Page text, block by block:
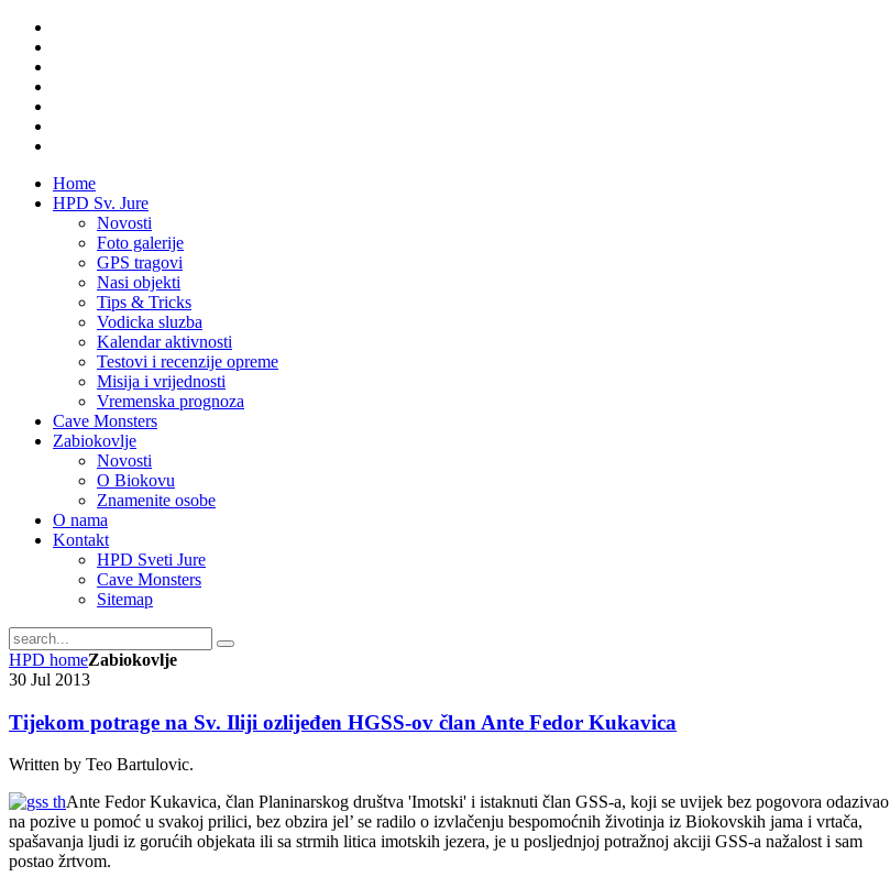
Home
HPD Sv. Jure
Novosti
Foto galerije
GPS tragovi
Nasi objekti
Tips & Tricks
Vodicka sluzba
Kalendar aktivnosti
Testovi i recenzije opreme
Misija i vrijednosti
Vremenska prognoza
Cave Monsters
Zabiokovlje
Novosti
O Biokovu
Znamenite osobe
O nama
Kontakt
HPD Sveti Jure
Cave Monsters
Sitemap
HPD homeZabiokovlje
30 Jul 2013
Tijekom potrage na Sv. Iliji ozlijeđen HGSS-ov član Ante Fedor Kukavica
Written by Teo Bartulovic.
Ante Fedor Kukavica, član Planinarskog društva 'Imotski' i istaknuti član GSS-a, koji se uvijek bez pogovora odazivao
na pozive u pomoć u svakoj prilici, bez obzira jel’ se radilo o izvlačenju bespomoćnih životinja iz Biokovskih jama i vrtača,
spašavanja ljudi iz gorućih objekata ili sa strmih litica imotskih jezera, je u posljednjoj potražnoj akciji GSS-a nažalost i sam
postao žrtvom.